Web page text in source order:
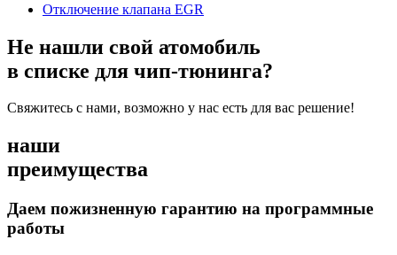
Отключение клапана EGR
Не нашли свой атомобиль
в списке для чип-тюнинга?
Свяжитесь с нами, возможно у нас есть для вас решение!
наши
преимущества
Даем пожизненную гарантию на программные
работы